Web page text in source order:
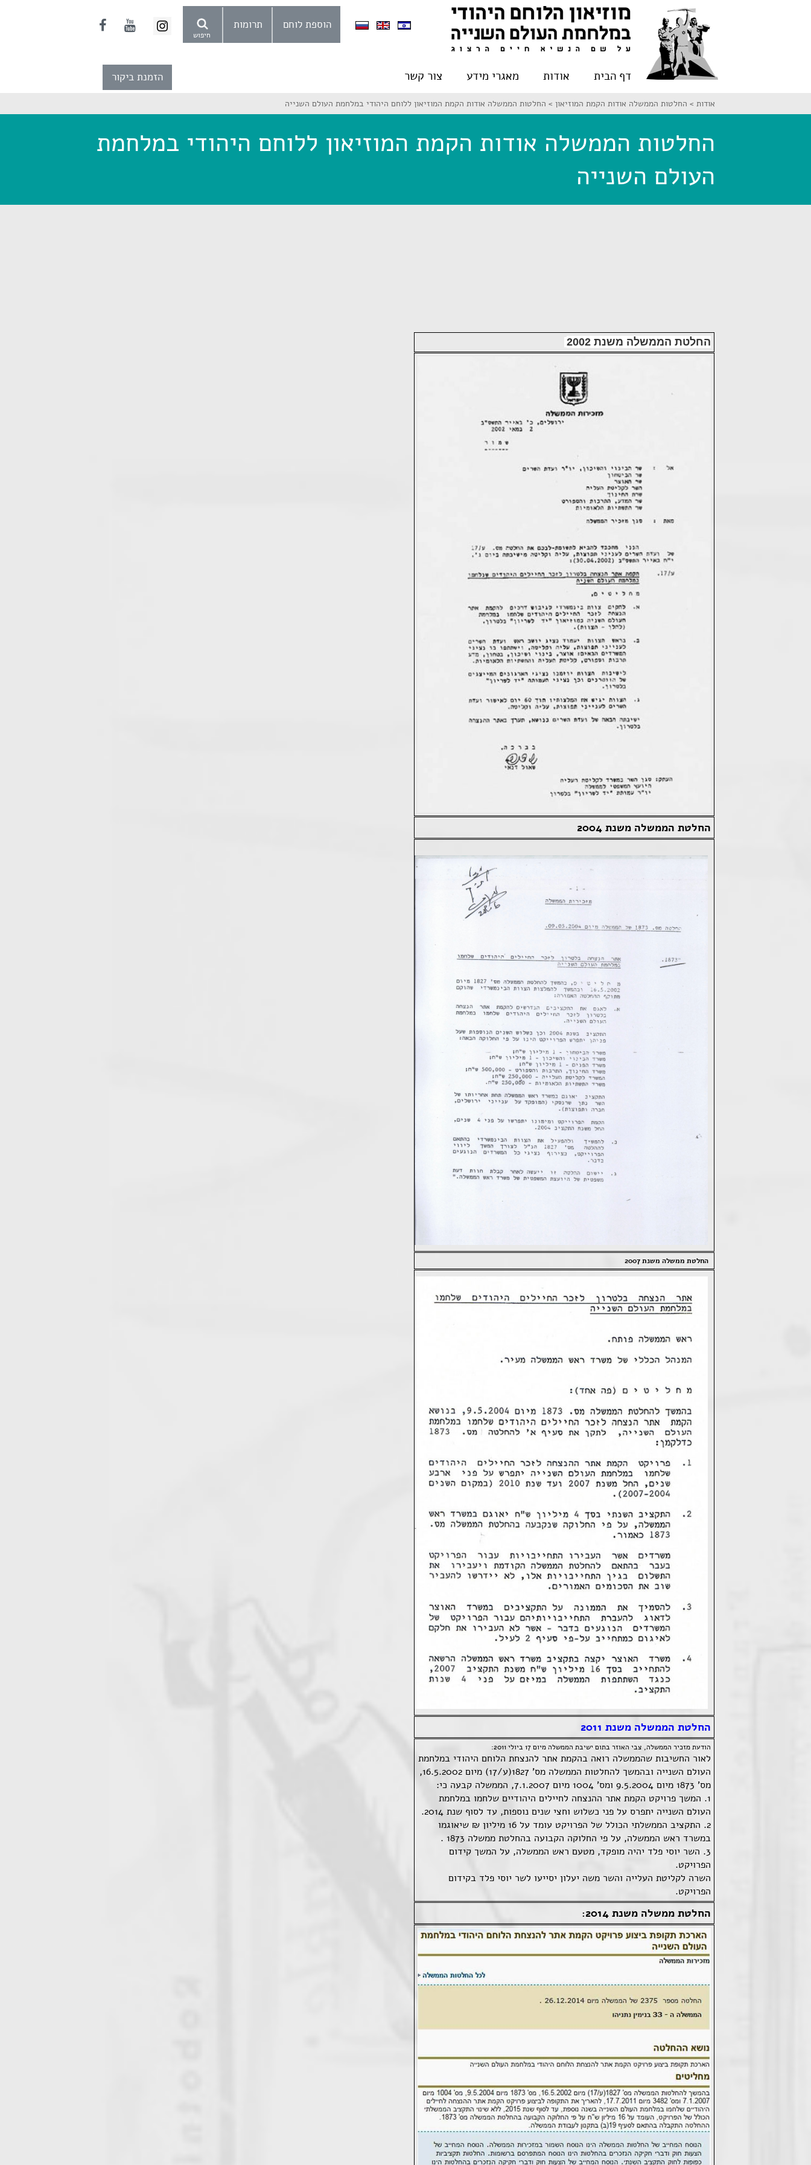
חיפוש
הוספת לוחם תרומות
דף הבית אודות מאגרי מידע צור קשר הזמנת ביקור
אודות > החלטות הממשלה אודות הקמת המוזיאון > החלטות הממשלה אודות הקמת המוזיאון ללוחם היהודי במלחמת העולם השנייה
החלטות הממשלה אודות הקמת המוזיאון ללוחם היהודי במלחמת
העולם השנייה
החלטת הממשלה משנת 2002
החלטת הממשלה משנת 2004
החלטת ממשלה משנת 2007
החלטת הממשלה משנת 2011
הודעת מזכיר הממשלה, צבי האוזר בתום ישיבת הממשלה מיום 17 ביולי 2011:
לאור החשיבות שהממשלה רואה בהקמת אתר להנצחת הלוחם היהודי במלחמת
העולם השנייה ובהמשך להחלטות הממשלה מס' 1827(ע/17) מיום 16.5.2002,
מס' 1873 מיום 9.5.2004 ומס' 1004 מיום 7.1.2007, הממשלה קבעה כי:
1. המשך פרויקט הקמת אתר ההנצחה לחיילים היהודיים שלחמו במלחמת
העולם השנייה יתפרס על פני כשלוש וחצי שנים נוספות, עד לסוף שנת 2014.
2. התקציב הממשלתי הכולל של הפרויקט עומד על 16 מיליון ₪ שיאוגמו
במשרד ראש הממשלה, על פי החלוקה הקבועה בהחלטת ממשלה 1873 .
3. השר יוסי פלד יהיה מופקד, מטעם ראש הממשלה, על המשך קידום
הפרויקט.
השרה לקליטת העלייה והשר משה יעלון יסייעו לשר יוסי פלד בקידום
הפרויקט.
החלטת ממשלה משנת 2014: